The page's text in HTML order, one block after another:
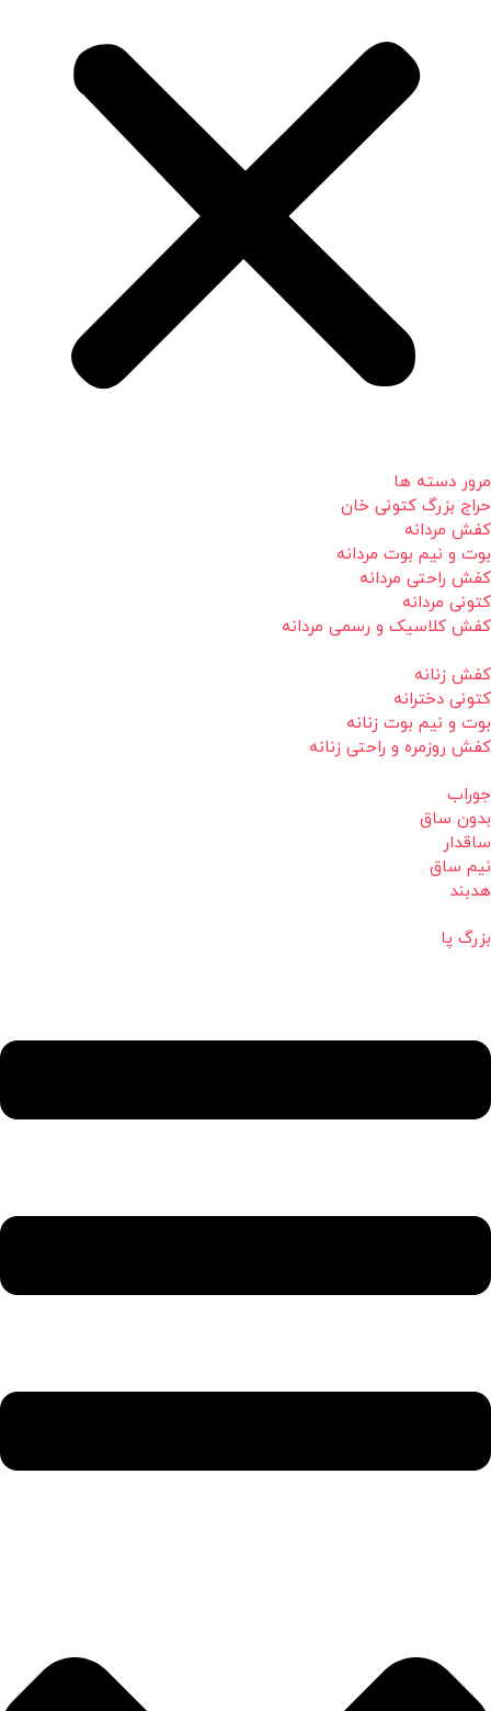
مرور دسته ها
حراج بزرگ کتونی خان
کفش مردانه
بوت و نیم بوت مردانه
کفش راحتی مردانه
کتونی مردانه
کفش کلاسیک و رسمی مردانه
کفش زنانه
کتونی دخترانه
بوت و نیم بوت زنانه
کفش روزمره و راحتی زنانه
جوراب
بدون ساق
ساقدار
نیم ساق
هدبند
بزرگ پا